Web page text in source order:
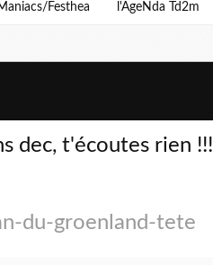
Festhea l'AgeNda Td2m
dec, t'écoutes rien !!!